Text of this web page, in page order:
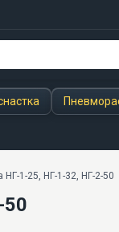
1-25, НГ-1-32, НГ-2-50